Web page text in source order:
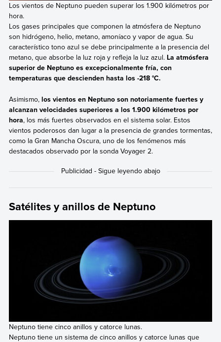
Los vientos de Neptuno pueden superar los 1.900 kilómetros por
hora.
Los gases principales que componen la atmósfera de Neptuno
son hidrógeno, helio, metano, amoníaco y vapor de agua. Su
característico tono azul se debe principalmente a la presencia del
metano, que absorbe la luz roja y refleja la luz azul. La atmósfera
superior de Neptuno es excepcionalmente fría, con
temperaturas que descienden hasta los -218 °C.
Asimismo, los vientos en Neptuno son notoriamente fuertes y
alcanzan velocidades superiores a los 1.900 kilómetros por
hora, los más fuertes observados en el sistema solar. Estos
vientos poderosos dan lugar a la presencia de grandes tormentas,
como la Gran Mancha Oscura, uno de los fenómenos más
destacados observado por la sonda Voyager 2.
Satélites y anillos de Neptuno
Neptuno tiene cinco anillos y catorce lunas.
Neptuno tiene un sistema de cinco anillos y catorce lunas que